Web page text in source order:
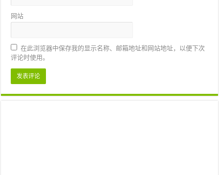
网站
在此浏览器中保存我的显示名称、邮箱地址和网站地址，以便下次
评论时使用。